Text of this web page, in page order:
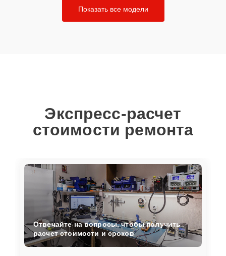
Показать все модели
Экспресс-расчет
стоимости ремонта
Отвечайте на вопросы, чтобы получить
расчет стоимости и сроков